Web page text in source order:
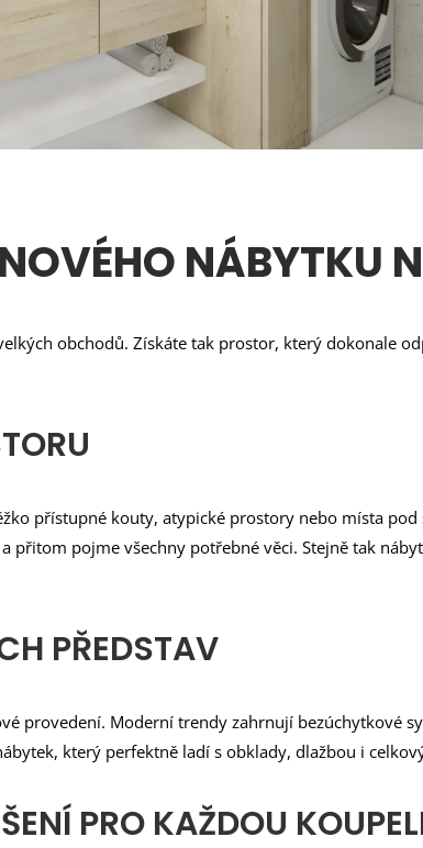
NÁBYTKU
obchodů. Získáte tak prostor, který dokonale
přístupné kouty, atypické prostory nebo místa
pojme všechny potřebné věci. Stejně tak
PŘEDSTAV
provedení. Moderní trendy zahrnují bezúchytkové
který perfektně ladí s obklady, dlažbou i
PRO KAŽDOU